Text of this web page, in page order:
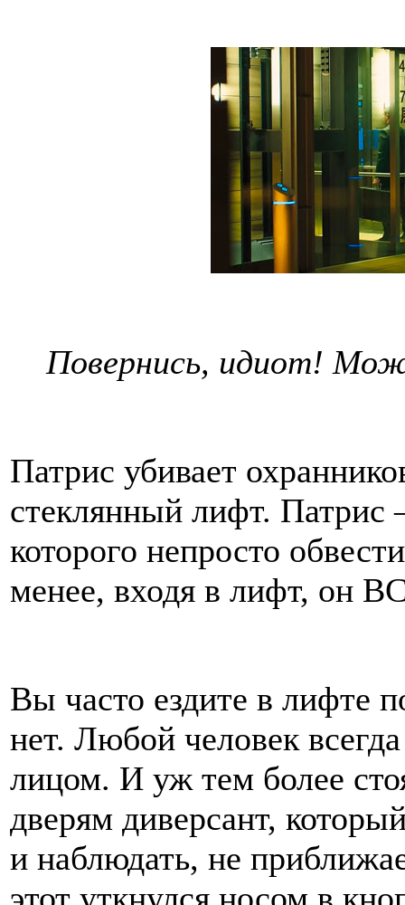
Повернись, идиот!
Патрис убивает
стеклянный лифт.
которого непросто
менее, входя в лифт,
Вы часто ездите в лифте
нет. Любой человек
лицом. И уж тем более
дверям диверсант,
и наблюдать, не